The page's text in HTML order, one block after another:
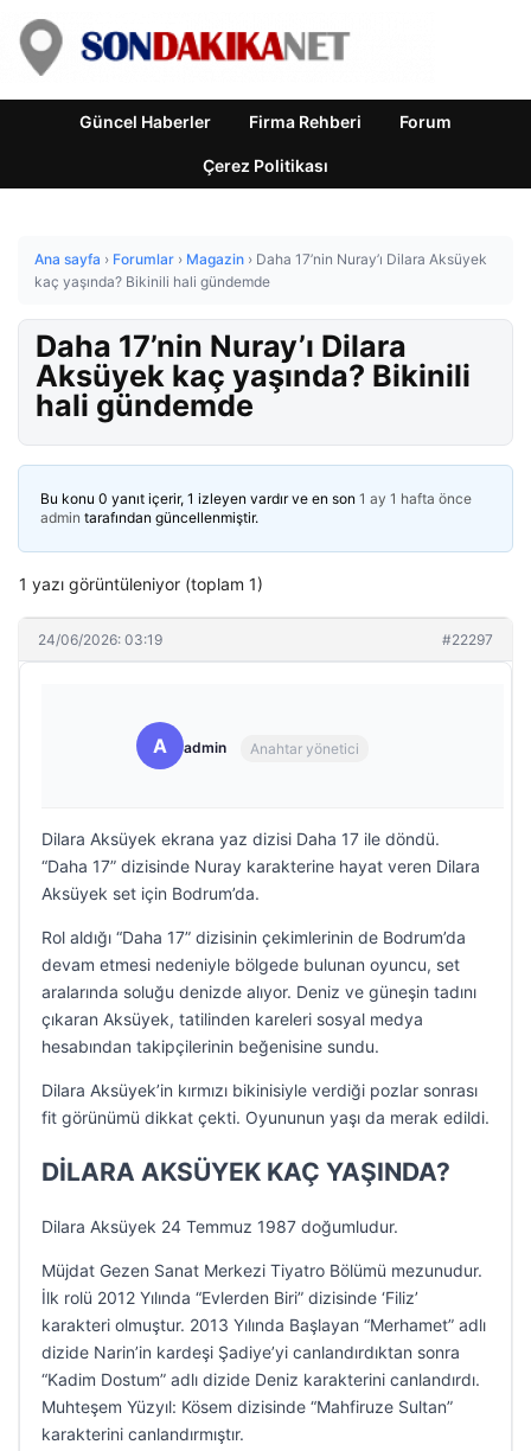
Güncel Haberler Firma Rehberi Forum
Çerez Politikası
Ana sayfa › Forumlar › Magazin › Daha 17’nin Nuray’ı Dilara Aksüyek
kaç yaşında? Bikinili hali gündemde
Daha 17’nin Nuray’ı Dilara
Aksüyek kaç yaşında? Bikinili
hali gündemde
Bu konu 0 yanıt içerir, 1 izleyen vardır ve en son 1 ay 1 hafta önce
admin tarafından güncellenmiştir.
1 yazı görüntüleniyor (toplam 1)
24/06/2026: 03:19 #22297
A admin Anahtar yönetici
Dilara Aksüyek ekrana yaz dizisi Daha 17 ile döndü.
“Daha 17” dizisinde Nuray karakterine hayat veren Dilara
Aksüyek set için Bodrum’da.
Rol aldığı “Daha 17” dizisinin çekimlerinin de Bodrum’da
devam etmesi nedeniyle bölgede bulunan oyuncu, set
aralarında soluğu denizde alıyor. Deniz ve güneşin tadını
çıkaran Aksüyek, tatilinden kareleri sosyal medya
hesabından takipçilerinin beğenisine sundu.
Dilara Aksüyek’in kırmızı bikinisiyle verdiği pozlar sonrası
fit görünümü dikkat çekti. Oyununun yaşı da merak edildi.
DİLARA AKSÜYEK KAÇ YAŞINDA?
Dilara Aksüyek 24 Temmuz 1987 doğumludur.
Müjdat Gezen Sanat Merkezi Tiyatro Bölümü mezunudur.
İlk rolü 2012 Yılında “Evlerden Biri” dizisinde ‘Filiz’
karakteri olmuştur. 2013 Yılında Başlayan “Merhamet” adlı
dizide Narin’in kardeşi Şadiye’yi canlandırdıktan sonra
“Kadim Dostum” adlı dizide Deniz karakterini canlandırdı.
Muhteşem Yüzyıl: Kösem dizisinde “Mahfiruze Sultan”
karakterini canlandırmıştır.